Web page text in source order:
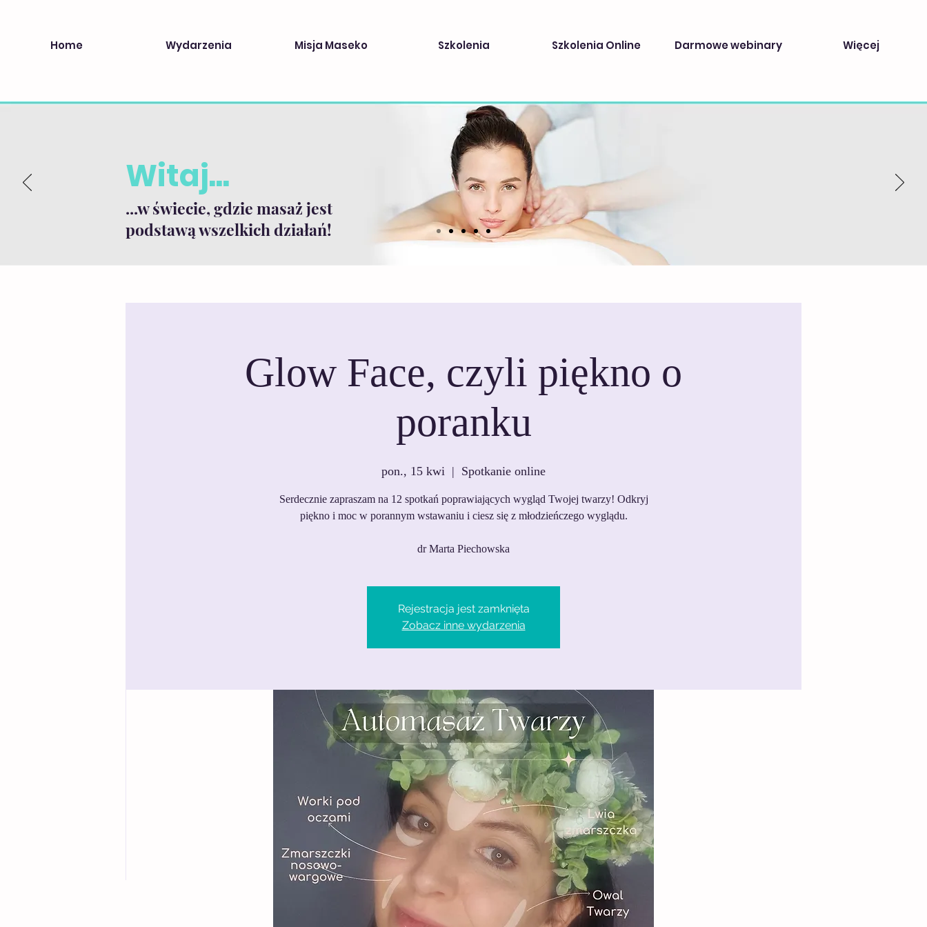
Home Wydarzenia Misja Maseko Szkolenia Szkolenia Online Darmowe webinary Więcej
Witaj...
...w świecie, gdzie masaż jest
podstawą wszelkich działań!
Glow Face, czyli piękno o
poranku
pon., 15 kwi
  |
Spotkanie online
Serdecznie zapraszam na 12 spotkań poprawiających wygląd Twojej twarzy! Odkryj
piękno i moc w porannym wstawaniu i ciesz się z młodzieńczego wyglądu.
dr Marta Piechowska
Rejestracja jest zamknięta
Zobacz inne wydarzenia